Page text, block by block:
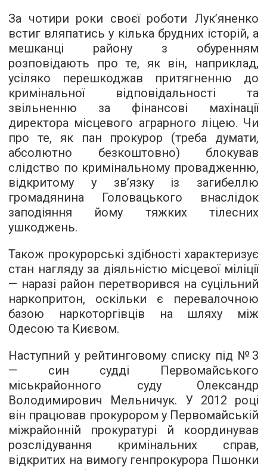
За чотири роки своєї роботи Лук’яненко
встиг вляпатись у кілька брудних історій, а
мешканці району з обуренням
розповідають про те, як він, наприклад,
усіляко перешкоджав притягненню до
кримінальної відповідальності та
звільненню за фінансові махінації
директора місцевого аграрного ліцею. Чи
про те, як пан прокурор (треба думати,
абсолютно безкоштовно) блокував
слідство по кримінальному провадженню,
відкритому у зв’язку із загибеллю
громадянина Головацького внаслідок
заподіяння йому тяжких тілесних
ушкоджень.
Також прокурорські здібності характеризує
стан нагляду за діяльністю місцевої міліції
— наразі район перетворився на суцільний
наркопритон, оскільки є перевалочною
базою наркоторгівців на шляху між
Одесою та Києвом.
Наступний у рейтинговому списку під №3
— син судді Первомайського
міськрайонного суду Олександр
Володимирович Мельничук. У 2012 році
він працював прокурором у Первомайській
міжрайонній прокуратурі й координував
розслідування кримінальних справ,
відкритих на вимогу генпрокурора Пшонки